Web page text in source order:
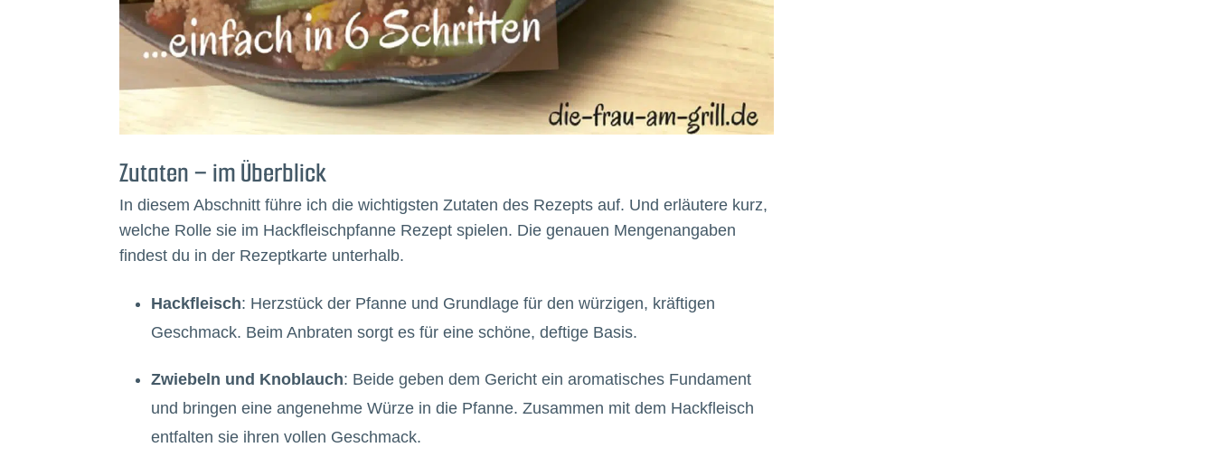
Zutaten – im Überblick
In diesem Abschnitt führe ich die wichtigsten Zutaten des Rezepts auf. Und erläutere kurz,
welche Rolle sie im Hackfleischpfanne Rezept spielen. Die genauen Mengenangaben
findest du in der Rezeptkarte unterhalb.
Hackfleisch: Herzstück der Pfanne und Grundlage für den würzigen, kräftigen
Geschmack. Beim Anbraten sorgt es für eine schöne, deftige Basis.
Zwiebeln und Knoblauch: Beide geben dem Gericht ein aromatisches Fundament
und bringen eine angenehme Würze in die Pfanne. Zusammen mit dem Hackfleisch
entfalten sie ihren vollen Geschmack.